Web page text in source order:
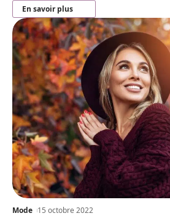
En savoir plus
Mode 15 octobre 2022